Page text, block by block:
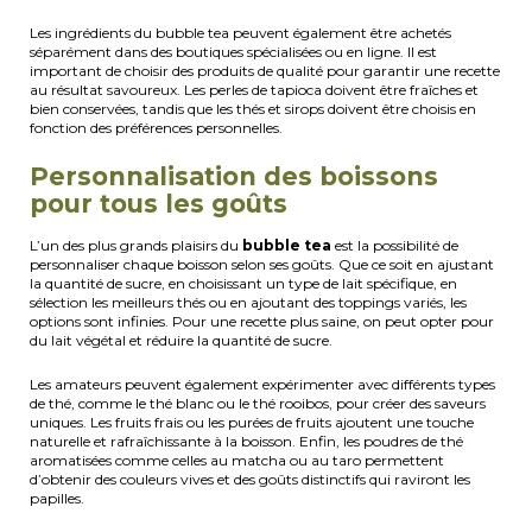
Les ingrédients du bubble tea peuvent également être achetés
séparément dans des boutiques spécialisées ou en ligne. Il est
important de choisir des produits de qualité pour garantir une recette
au résultat savoureux. Les perles de tapioca doivent être fraîches et
bien conservées, tandis que les thés et sirops doivent être choisis en
fonction des préférences personnelles.
Personnalisation des boissons
pour tous les goûts
L’un des plus grands plaisirs du bubble tea est la possibilité de
personnaliser chaque boisson selon ses goûts. Que ce soit en ajustant
la quantité de sucre, en choisissant un type de lait spécifique, en
sélection les meilleurs thés ou en ajoutant des toppings variés, les
options sont infinies. Pour une recette plus saine, on peut opter pour
du lait végétal et réduire la quantité de sucre.
Les amateurs peuvent également expérimenter avec différents types
de thé, comme le thé blanc ou le thé rooibos, pour créer des saveurs
uniques. Les fruits frais ou les purées de fruits ajoutent une touche
naturelle et rafraîchissante à la boisson. Enfin, les poudres de thé
aromatisées comme celles au matcha ou au taro permettent
d’obtenir des couleurs vives et des goûts distinctifs qui raviront les
papilles.